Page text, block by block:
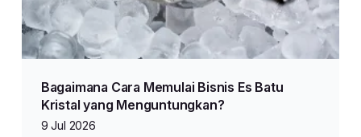
Bagaimana Cara Memulai Bisnis Es Batu
Kristal yang Menguntungkan?
9 Jul 2026